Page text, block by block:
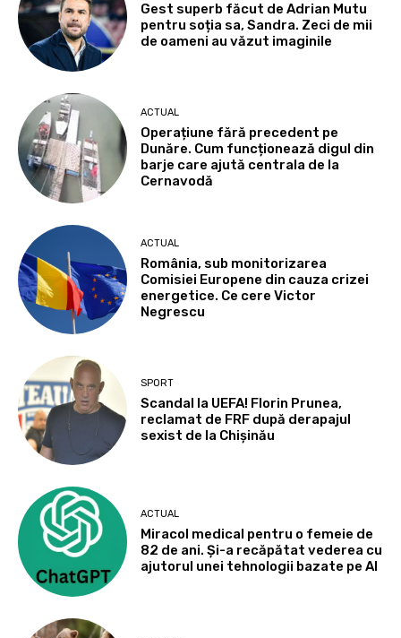
Gest superb făcut de Adrian Mutu
pentru soția sa, Sandra. Zeci de mii
de oameni au văzut imaginile
ACTUAL
Operațiune fără precedent pe
Dunăre. Cum funcționează digul din
barje care ajută centrala de la
Cernavodă
ACTUAL
România, sub monitorizarea
Comisiei Europene din cauza crizei
energetice. Ce cere Victor
Negrescu
SPORT
Scandal la UEFA! Florin Prunea,
reclamat de FRF după derapajul
sexist de la Chișinău
ACTUAL
Miracol medical pentru o femeie de
82 de ani. Și-a recăpătat vederea cu
ajutorul unei tehnologii bazate pe AI